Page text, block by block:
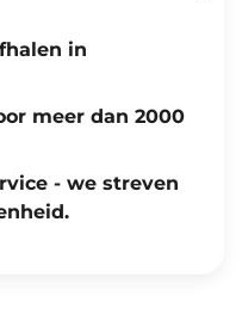
in
meer dan 2000
- we streven